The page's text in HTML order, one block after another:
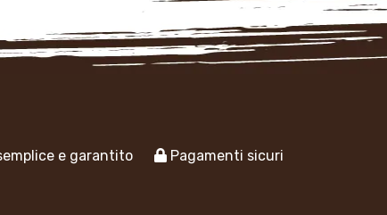
e garantito Pagamenti sicuri